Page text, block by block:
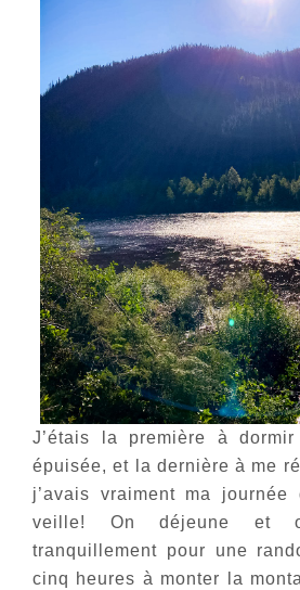
J’étais la première à
épuisée, et la dernière à me
j’avais vraiment ma
veille! On déjeune et
tranquillement pour une
cinq heures à monter la